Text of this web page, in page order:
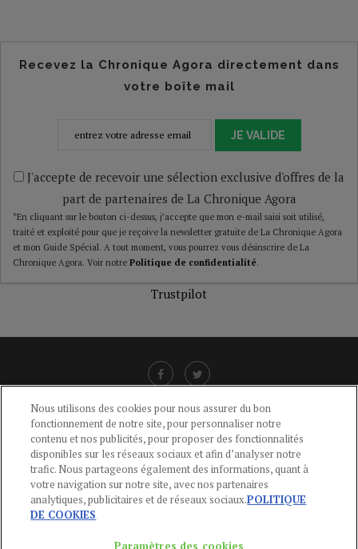
Recevez la Chronique Agora directement dans
votre boîte mail
JE VALIDE
J'accepte de recevoir une sélection exclusive d'offres de la
part de partenaires de La Chronique Agora
*En cliquant sur le bouton ci-dessus, j’accepte que mon e-mail saisi soit utilisé,
traité et exploité pour que je reçoive la newsletter gratuite de La Chronique Agora
et mon Guide Spécial. A tout moment, vous pourrez vous désinscrire de La
Chronique Agora. Voir notre Politique de confidentialité.
Trustpilot
LIENS UTILES
CGU-POLITIQUE DE CONFIDENTIALITÉ -POLITIQUE DES COOKIES
MENTIONS LÉGALES -AIDE
CONTACT
Nous utilisons des cookies pour nous assurer du bon
fonctionnement de notre site, pour personnaliser notre
contenu et nos publicités, pour proposer des fonctionnalités
disponibles sur les réseaux sociaux et afin d’analyser notre
trafic. Nous partageons également des informations, quant à
votre navigation sur notre site, avec nos partenaires
analytiques, publicitaires et de réseaux sociaux.POLITIQUE
DE COOKIES
Paramètres des cookies